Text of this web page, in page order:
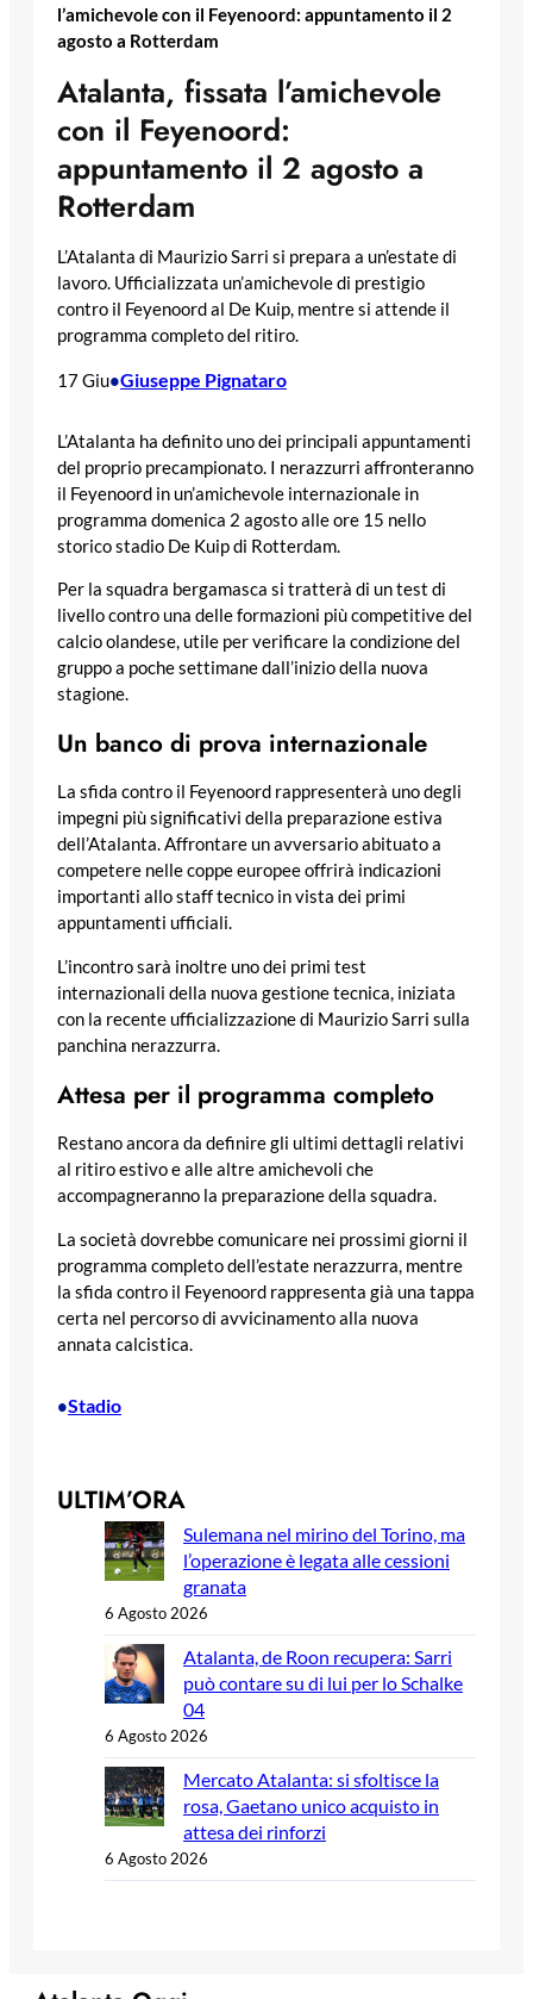
l’amichevole con il Feyenoord: appuntamento il 2
agosto a Rotterdam
Atalanta, fissata l’amichevole
con il Feyenoord:
appuntamento il 2 agosto a
Rotterdam
L’Atalanta di Maurizio Sarri si prepara a un’estate di
lavoro. Ufficializzata un’amichevole di prestigio
contro il Feyenoord al De Kuip, mentre si attende il
programma completo del ritiro.
17 Giu•Giuseppe Pignataro
L’Atalanta ha definito uno dei principali appuntamenti
del proprio precampionato. I nerazzurri affronteranno
il Feyenoord in un’amichevole internazionale in
programma domenica 2 agosto alle ore 15 nello
storico stadio De Kuip di Rotterdam.
Per la squadra bergamasca si tratterà di un test di
livello contro una delle formazioni più competitive del
calcio olandese, utile per verificare la condizione del
gruppo a poche settimane dall’inizio della nuova
stagione.
Un banco di prova internazionale
La sfida contro il Feyenoord rappresenterà uno degli
impegni più significativi della preparazione estiva
dell’Atalanta. Affrontare un avversario abituato a
competere nelle coppe europee offrirà indicazioni
importanti allo staff tecnico in vista dei primi
appuntamenti ufficiali.
L’incontro sarà inoltre uno dei primi test
internazionali della nuova gestione tecnica, iniziata
con la recente ufficializzazione di Maurizio Sarri sulla
panchina nerazzurra.
Attesa per il programma completo
Restano ancora da definire gli ultimi dettagli relativi
al ritiro estivo e alle altre amichevoli che
accompagneranno la preparazione della squadra.
La società dovrebbe comunicare nei prossimi giorni il
programma completo dell’estate nerazzurra, mentre
la sfida contro il Feyenoord rappresenta già una tappa
certa nel percorso di avvicinamento alla nuova
annata calcistica.
•Stadio
ULTIM’ORA
Sulemana nel mirino del Torino, ma
l’operazione è legata alle cessioni
granata
6 Agosto 2026
Atalanta, de Roon recupera: Sarri
può contare su di lui per lo Schalke
04
6 Agosto 2026
Mercato Atalanta: si sfoltisce la
rosa, Gaetano unico acquisto in
attesa dei rinforzi
6 Agosto 2026